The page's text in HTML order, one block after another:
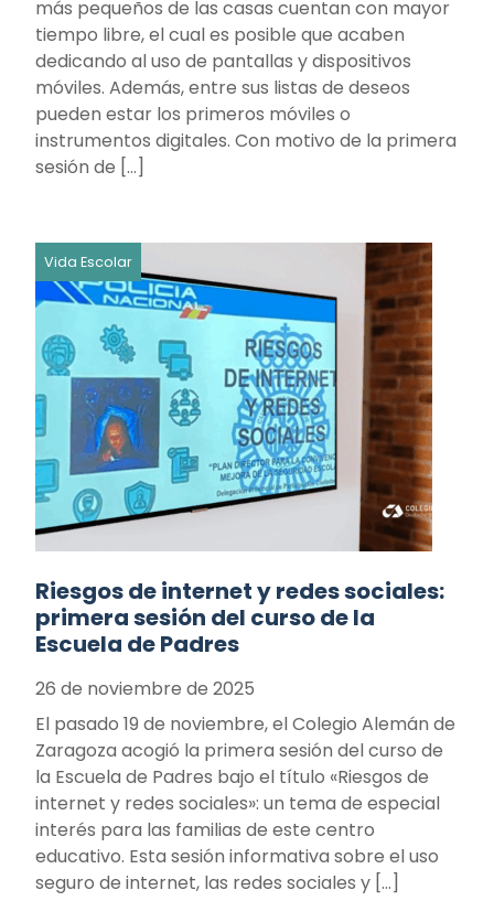
más pequeños de las casas cuentan con mayor
tiempo libre, el cual es posible que acaben
dedicando al uso de pantallas y dispositivos
móviles. Además, entre sus listas de deseos
pueden estar los primeros móviles o
instrumentos digitales. Con motivo de la primera
sesión de […]
Vida Escolar
Riesgos de internet y redes sociales:
primera sesión del curso de la
Escuela de Padres
26 de noviembre de 2025
El pasado 19 de noviembre, el Colegio Alemán de
Zaragoza acogió la primera sesión del curso de
la Escuela de Padres bajo el título «Riesgos de
internet y redes sociales»: un tema de especial
interés para las familias de este centro
educativo. Esta sesión informativa sobre el uso
seguro de internet, las redes sociales y […]